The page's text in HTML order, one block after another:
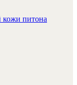
кожи питона